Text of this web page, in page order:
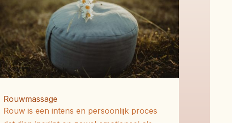
Rouwmassage
Rouw is een intens en persoonlijk proces